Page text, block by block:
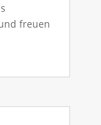
freuen